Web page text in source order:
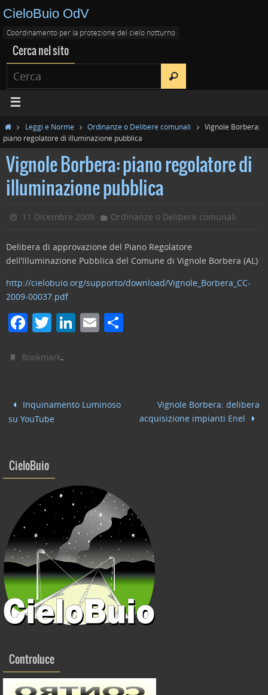
CieloBuio OdV
Coordinamento per la protezione del cielo notturno
Cerca nel sito
Leggi e Norme Ordinanze o Delibere comunali
Vignole Borbera:
piano regolatore di illuminazione pubblica
Vignole Borbera: piano regolatore di
illuminazione pubblica
11 Dicembre 2009 Ordinanze o Delibere comunali
Delibera di approvazione del Piano Regolatore
dell’Illuminazione Pubblica del Comune di Vignole Borbera (AL)
http://cielobuio.org/supporto/download/Vignole_Borbera_CC-
2009-00037.pdf
F
c
b
o
k
T
itt
Li
dI
E
di
Bookmark.
Inquinamento Luminoso
su YouTube
Vignole Borbera: delibera
acquisizione impianti Enel
CieloBuio
Controluce